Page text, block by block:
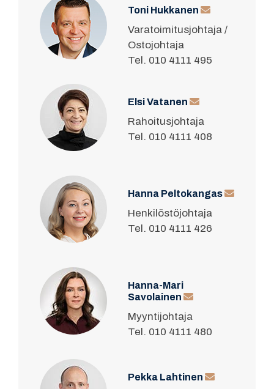
Toni Hukkanen
Varatoimitusjohtaja /
Ostojohtaja
Tel. 010 4111 495
Elsi Vatanen
Rahoitusjohtaja
Tel. 010 4111 408
Hanna Peltokangas
Henkilöstöjohtaja
Tel. 010 4111 426
Hanna-Mari
Savolainen
Myyntijohtaja
Tel. 010 4111 480
Pekka Lahtinen